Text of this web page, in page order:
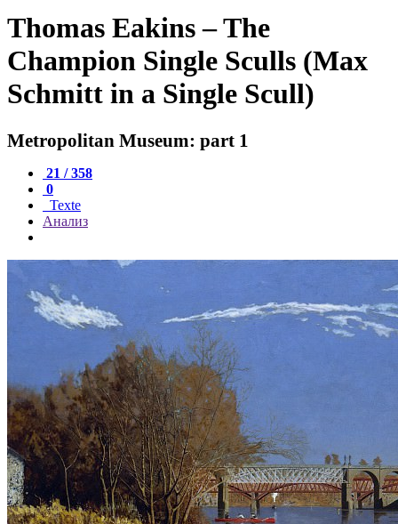
Thomas Eakins – The
Champion Single Sculls (Max
Schmitt in a Single Scull)
Metropolitan Museum: part 1
21 / 358
0
Texte
Анализ